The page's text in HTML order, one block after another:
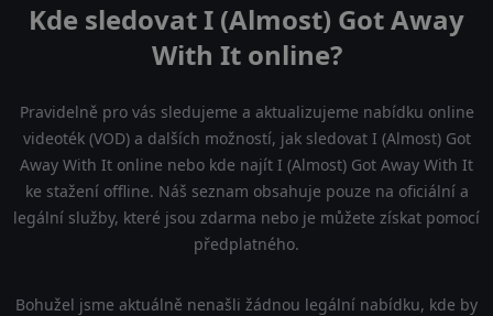
Kde sledovat I (Almost) Got Away
With It online?
Pravidelně pro vás sledujeme a aktualizujeme nabídku online
videoték (VOD) a dalších možností, jak sledovat I (Almost) Got
Away With It online nebo kde najít I (Almost) Got Away With It
ke stažení offline. Náš seznam obsahuje pouze na oficiální a
legální služby, které jsou zdarma nebo je můžete získat pomocí
předplatného.
Bohužel jsme aktuálně nenašli žádnou legální nabídku, kde by